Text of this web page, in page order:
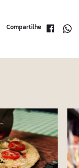
Compartilhe